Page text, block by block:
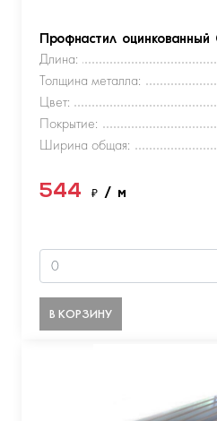
Профнастил
Длина:
Толщина металла:
Цвет:
Покрытие:
Ширина общая:
544 ₽ / м
В КОРЗИНУ